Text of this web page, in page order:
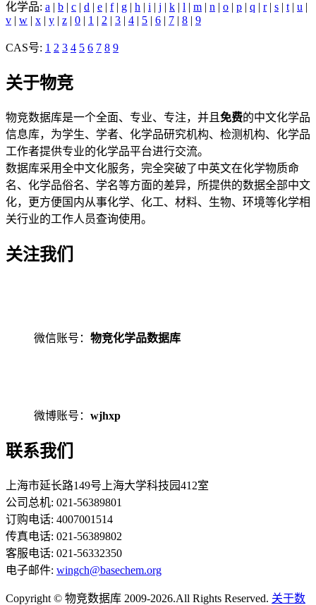
化学品: a | b | c | d | e | f| g | h | i | j | k | l | m | n | o | p | q | r| s | t | u |
v | w | x | y | z | 0 | 1 | 2 | 3 | 4 | 5 | 6 | 7 | 8 | 9
CAS号: 1 2 3 4 5 6 7 8 9
关于物竞
物竞数据库是一个全面、专业、专注，并且 免费的中文化学品
信息库，为学生、学者、化学品研究机构、检测机构、化学品
工作者提供专业的化学品平台进行交流。
数据库采用全中文化服务，完全突破了中英文在化学物质命
名、化学品俗名、学名等方面的差异，所提供的数据全部中文
化，更方便国内从事化学、化工、材料、生物、环境等化学相
关行业的工作人员查询使用。
关注我们
微信账号： 物竞化学品数据库
微博账号： wjhxp
联系我们
上海市延长路149号上海大学科技园412室
公司总机: 021-56389801
订购电话: 4007001514
传真电话: 021-56389802
客服电话: 021-56332350
电子邮件: wingch@basechem.org
Copyright © 物竞数据库 2009-2026.All Rights Reserved. 关于数